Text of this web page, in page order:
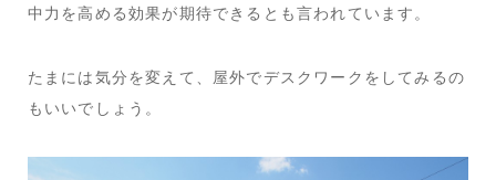
中力を高める効果が期待できるとも言われています。
たまには気分を変えて、屋外でデスクワークをしてみるの
もいいでしょう。